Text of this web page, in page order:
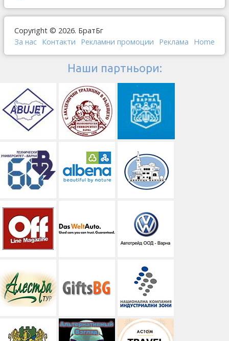
Copyright © 2026. БратБг
За нас Контакти Рекламни промоции Реклама Home
Наши партньори: